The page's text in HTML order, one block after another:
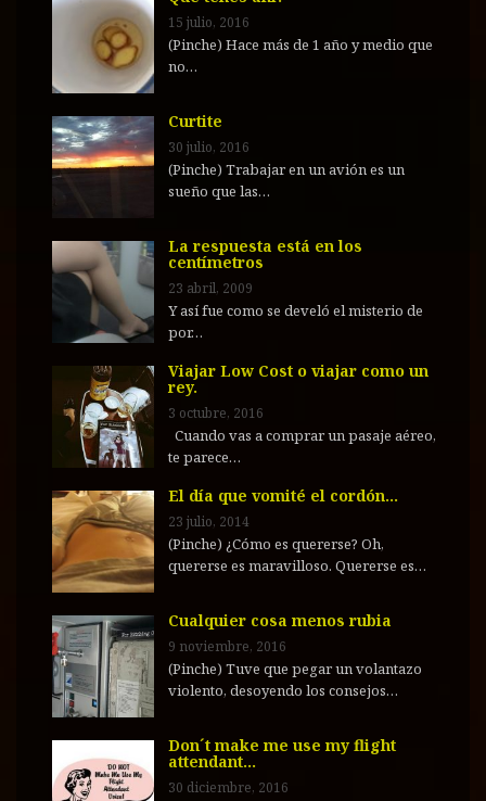
15 julio, 2016
(Pinche) Hace más de 1 año y medio que
no…
Curtite
30 julio, 2016
(Pinche) Trabajar en un avión es un
sueño que las…
La respuesta está en los
centímetros
23 abril, 2009
Y así fue como se develó el misterio de
por…
Viajar Low Cost o viajar como un
rey.
3 octubre, 2016
Cuando vas a comprar un pasaje aéreo,
te parece…
El día que vomité el cordón…
23 julio, 2014
(Pinche) ¿Cómo es quererse? Oh,
quererse es maravilloso. Quererse es…
Cualquier cosa menos rubia
9 noviembre, 2016
(Pinche) Tuve que pegar un volantazo
violento, desoyendo los consejos…
Don´t make me use my flight
attendant…
30 diciembre, 2016